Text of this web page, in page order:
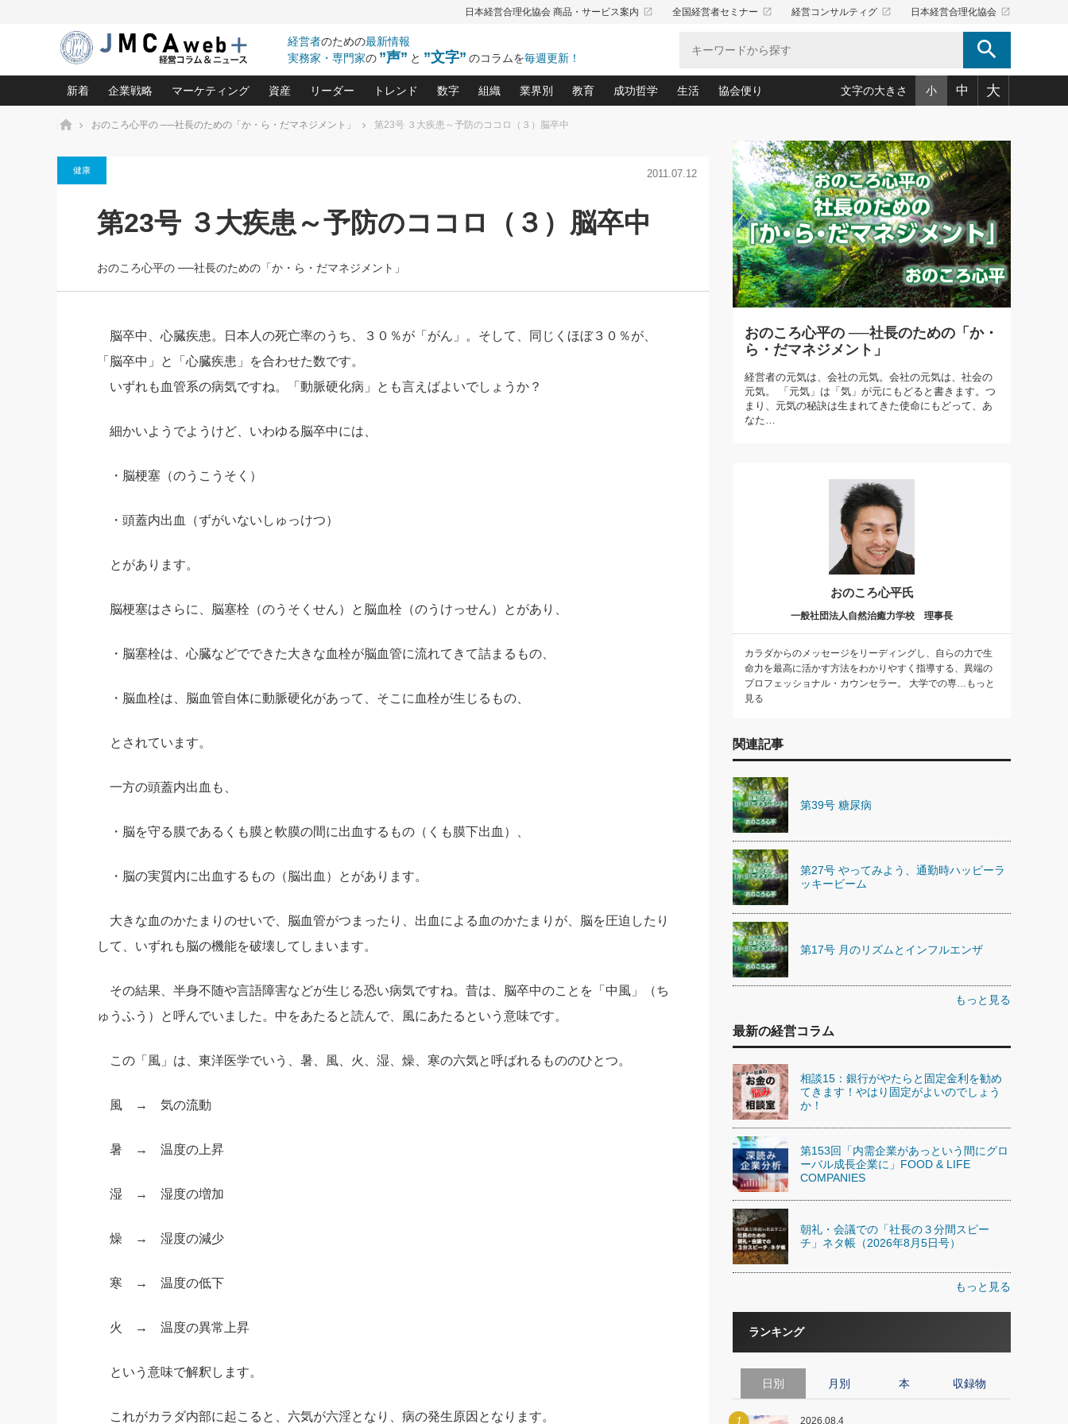
日本経営合理化協会 商品・サービス案内 launch 全国経営者セミナー launch 経営コンサルティグ launch 日本経営合理化協会 launch
経営者のための最新情報
実務家・専門家の ”声” と ”文字” のコラムを毎週更新！ search
新着
がよいのでしょうか！
2026.08.7
FOOD & LIFE COMPANIES
2026.08.5 2026.08.5
第86回 「言葉狩り」
もっとみる
企業戦略
強い会社を築く ビジネス・クリニック(240)
日本レーザー「人を大切にしながら利益を上げる経営」の極意
武器としてのM&A入門(3)
継続経営 百話百行(85)
野田久美子 香港ビジネス成功法(10)
マーケティング
ロングセラーの玉手箱(9)
は(5)
最高の自分を表現する 成功イメージ戦略(77)
資産
中国経済の最新動向(204)
事業承継の前に、決めておきたい、知っておきたい、やってお
会社と社長のための資産管理講座(95)
リーダー
ピョートル・F・グジバチの『経営戦略の新常識』(12)
朝礼・会議での「社長の３分間スピーチ」ネタ帳(159)
次もあなたにお願いしたいと思われる「一流の仕事術」(28)
社長の口ぐせ経営哲学(100)
社長の右腕をつくる 人と組織を動かす(200)
トレンド
北村森の「今月のヒット商品」(109)
社長のメシの種 4.0(206)
数字
おカネが残る決算書にするために、やっておきたいこと(34)
会社を守り抜くための緊急対策(100)
強い決算書の会社はココが違う！(36)
賢い社長の「経理財務の見どころ・勘どころ・ツッコミどこ
銀行交渉はこうしなさい！(12)
組織
職場の生産性を下げるハラスメントの予防策(10)
賃金決定の定石(68)
顧客・社員・社会から支持される「ウェルビーイング経営入
業界別
大久保一彦の“流行る”お店の仕組みづくり(210)
柿内幸夫─社長のための現場改善(174)
教育
あなただからお願いしたいと思われる 気配りの達人(127)
クレーム対応 実践マニュアル(92)
クレーム対応の新知識と新常識(57)
デキル社員に育てる！ 社員教育の決め手(203)
東川鷹年の「中小企業の人育て」(38)
欧米資産家に学ぶ二世教育(100)
成功哲学
中国哲学に学ぶ 不況は会社守成の好機(38)
令和時代の「社長の人間力の磨き方」(86)
先人の名句名言の教え 東洋思想に学ぶ経営学(132)
渡部昇一の「日本の指導者たち」(32)
経営に活かす“十八史略”(30)
生活
おのころ心平の ──社長のための「か・ら・だマネジメント」
(50)
デジタルＡＶを味方に！新・仕事術(180)
リーダー脳の鍛え方(32)
ワインを楽しむ基礎レッスン(12)
必読！社長が読むべき今月の4冊(88)
眼と耳で楽しむ読書術(162)
社長の「氣」(30)
米国スポーツ・ビジネスに学ぶ心理学(98)
高橋一喜の『これぞ！"本物の温泉"』(157)
協会便り
「愛読者通信」著者インタビュー(44)
ビジネス見聞録 経営ニュース(100)
作間信司の経営無形庵(けいえいむぎょうあん)(166)
経営セミナー情報局(1)
繁栄への着眼点 牟田太陽(76)
講話を聞いて学ぼう 実学・耳学・磨く「ミミガク」のすすめ
(7)
文字の大きさ 小 中 大
ホーム おのころ心平の ──社長のための「か・ら・だマネジメント」 第23号 ３大疾患～予防のココロ（３）脳卒中
健康 2011.07.12
第23号 ３大疾患～予防のココロ（３）脳卒中
おのころ心平の ──社長のための「か・ら・だマネジメント」
脳卒中、心臓疾患。日本人の死亡率のうち、３０％が「がん」。そして、同じくほぼ３０％が、
「脳卒中」と「心臓疾患」を合わせた数です。
いずれも血管系の病気ですね。「動脈硬化病」とも言えばよいでしょうか？
細かいようでようけど、いわゆる脳卒中には、
・脳梗塞（のうこうそく）
・頭蓋内出血（ずがいないしゅっけつ）
とがあります。
脳梗塞はさらに、脳塞栓（のうそくせん）と脳血栓（のうけっせん）とがあり、
・脳塞栓は、心臓などでできた大きな血栓が脳血管に流れてきて詰まるもの、
・脳血栓は、脳血管自体に動脈硬化があって、そこに血栓が生じるもの、
とされています。
一方の頭蓋内出血も、
・脳を守る膜であるくも膜と軟膜の間に出血するもの（くも膜下出血）、
・脳の実質内に出血するもの（脳出血）とがあります。
大きな血のかたまりのせいで、脳血管がつまったり、出血による血のかたまりが、脳を圧迫したり
して、いずれも脳の機能を破壊してしまいます。
その結果、半身不随や言語障害などが生じる恐い病気ですね。昔は、脳卒中のことを「中風」（ち
ゅうふう）と呼んでいました。中をあたると読んで、風にあたるという意味です。
この「風」は、東洋医学でいう、暑、風、火、湿、燥、寒の六気と呼ばれるもののひとつ。
風 → 気の流動
暑 → 温度の上昇
湿 → 湿度の増加
燥 → 湿度の減少
寒 → 温度の低下
火 → 温度の異常上昇
という意味で解釈します。
これがカラダ内部に起こると、六気が六淫となり、病の発生原因となります。
おのころ心平の ──社長のための「か・
ら・だマネジメント」
経営者の元気は、会社の元気。会社の元気は、社会の
元気。 「元気」は「気」が元にもどると書きます。つ
まり、元気の秘訣は生まれてきた使命にもどって、あ
なた…
おのころ心平氏
一般社団法人自然治癒力学校 理事長
カラダからのメッセージをリーディングし、自らの力で生
命力を最高に活かす方法をわかりやすく指導する、異端の
プロフェッショナル・カウンセラー。 大学での専…もっと
見る
関連記事
第39号 糖尿病
第27号 やってみよう、通勤時ハッピーラ
ッキービーム
第17号 月のリズムとインフルエンザ
もっと見る
最新の経営コラム
相談15：銀行がやたらと固定金利を勧め
てきます！やはり固定がよいのでしょう
か！
第153回「内需企業があっという間にグロ
ーバル成長企業に」FOOD & LIFE
COMPANIES
朝礼・会議での「社長の３分間スピー
チ」ネタ帳（2026年8月5日号）
もっと見る
ランキング
日別 月別 本 収録物
1 2026.08.4